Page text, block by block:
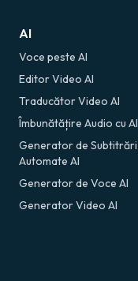
AI
Voce peste AI
Editor Video AI
Traducător Video AI
Îmbunătățire Audio cu AI
Generator de Subtitrări
Automate AI
Generator de Voce AI
Generator Video AI